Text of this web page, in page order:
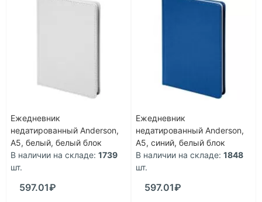
Ежедневник
недатированный Anderson,
А5, белый, белый блок
В наличии на складе: 1739
шт.
597.01₽
Ежедневник
недатированный Anderson,
А5, синий, белый блок
В наличии на складе: 1848
шт.
597.01₽